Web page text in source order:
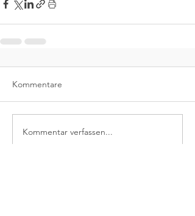
Kommentare
Kommentar verfassen...